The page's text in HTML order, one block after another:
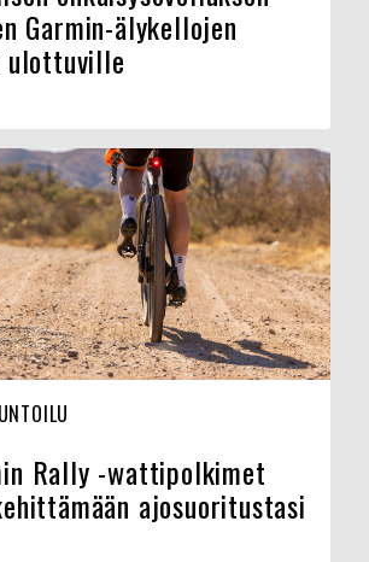
Garmin-älykellojen
Rally -wattipolkimet
ajosuoritustasi